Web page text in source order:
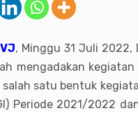
, Minggu 31 Juli 2022,
mengadakan
salah satu bentuk
Periode 2021/2022